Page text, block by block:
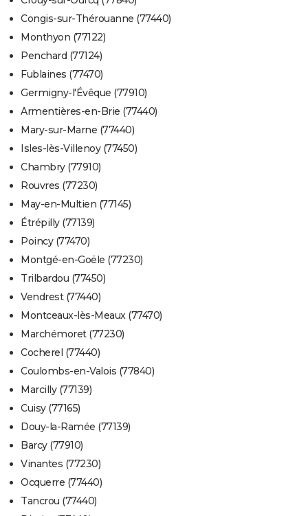
Congis-sur-Thérouanne (77440)
Monthyon (77122)
Penchard (77124)
Fublaines (77470)
Germigny-l'Évêque (77910)
Armentières-en-Brie (77440)
Mary-sur-Marne (77440)
Isles-lès-Villenoy (77450)
Chambry (77910)
Rouvres (77230)
May-en-Multien (77145)
Étrépilly (77139)
Poincy (77470)
Montgé-en-Goële (77230)
Trilbardou (77450)
Vendrest (77440)
Montceaux-lès-Meaux (77470)
Marchémoret (77230)
Cocherel (77440)
Coulombs-en-Valois (77840)
Marcilly (77139)
Cuisy (77165)
Douy-la-Ramée (77139)
Barcy (77910)
Vinantes (77230)
Ocquerre (77440)
Tancrou (77440)